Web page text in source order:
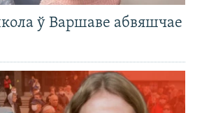
ў Варшаве абвяшчае